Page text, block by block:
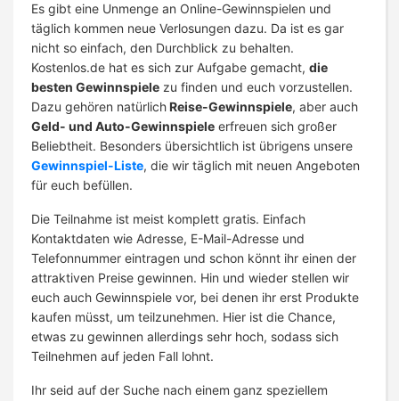
Es gibt eine Unmenge an Online-Gewinnspielen und
täglich kommen neue Verlosungen dazu. Da ist es gar
nicht so einfach, den Durchblick zu behalten.
Kostenlos.de hat es sich zur Aufgabe gemacht, die
besten Gewinnspiele zu finden und euch vorzustellen.
Dazu gehören natürlichReise-Gewinnspiele, aber auch
Geld- und Auto-Gewinnspiele erfreuen sich großer
Beliebtheit. Besonders übersichtlich ist übrigens unsere
Gewinnspiel-Liste, die wir täglich mit neuen Angeboten
für euch befüllen.
Die Teilnahme ist meist komplett gratis. Einfach
Kontaktdaten wie Adresse, E-Mail-Adresse und
Telefonnummer eintragen und schon könnt ihr einen der
attraktiven Preise gewinnen. Hin und wieder stellen wir
euch auch Gewinnspiele vor, bei denen ihr erst Produkte
kaufen müsst, um teilzunehmen. Hier ist die Chance,
etwas zu gewinnen allerdings sehr hoch, sodass sich
Teilnehmen auf jeden Fall lohnt.
Ihr seid auf der Suche nach einem ganz speziellem